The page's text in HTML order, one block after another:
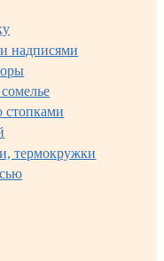
надписями
стопками
термокружки